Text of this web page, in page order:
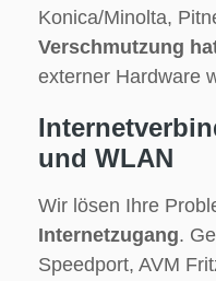
Konica/Minolta,
Verschmutzung
externer Hardware
und WLAN
Wir lösen Ihre
Internetzugang.
Speedport, AVM